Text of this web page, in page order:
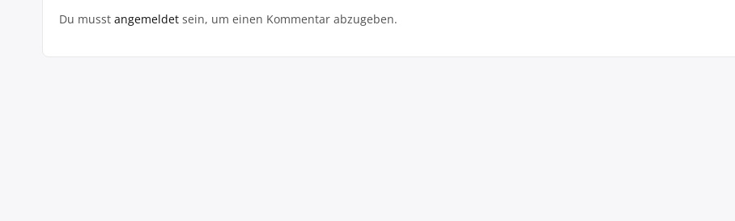
Du musst angemeldet sein, um einen Kommentar abzugeben.